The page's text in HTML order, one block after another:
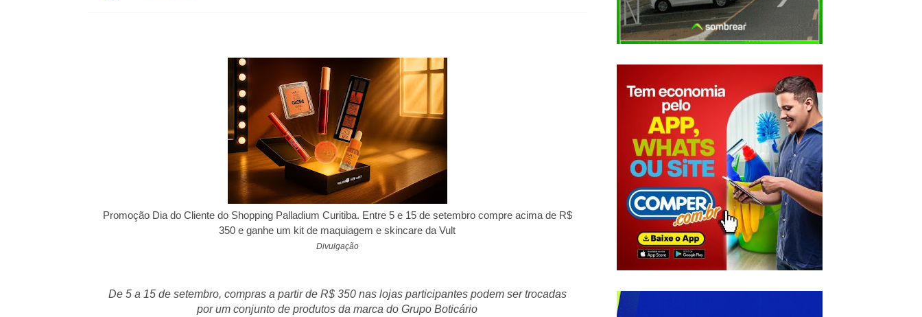
Promoção Dia do Cliente do Shopping Palladium Curitiba. Entre 5 e 15 de setembro compre acima de R$
350 e ganhe um kit de maquiagem e skincare da Vult
Divulgação
De 5 a 15 de setembro, compras a partir de R$ 350 nas lojas participantes podem ser trocadas
por um conjunto de produtos da marca do Grupo Boticário